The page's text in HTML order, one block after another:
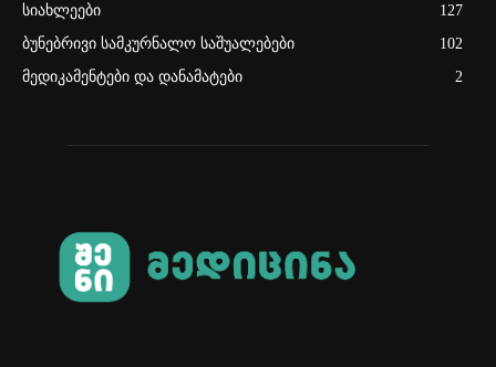
სიახლეები
127
ბუნებრივი სამკურნალო საშუალებები
102
მედიკამენტები და დანამატები
2